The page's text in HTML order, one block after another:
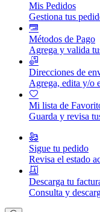
Mis Pedidos
Gestiona tus
Métodos de Pago
Agrega y valida
Direcciones de
Agrega, edita y/o
Mi lista de
Guarda y revisa
Sigue tu pedido
Revisa el estado
Descarga tu
Consulta y